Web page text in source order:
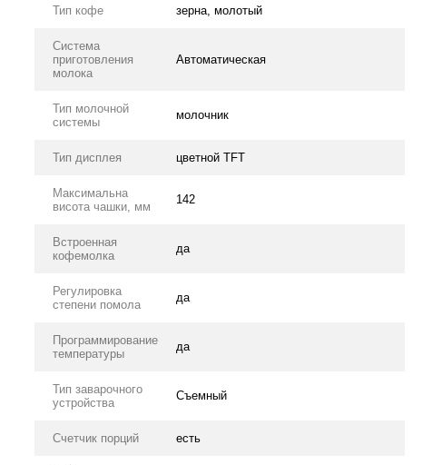
Тип кофе зерна, молотый
Система
приготовления
молока
Автоматическая
Тип молочной
системы
молочник
Тип дисплея цветной TFT
Максимальна
висота чашки, мм
142
Встроенная
кофемолка
да
Регулировка
степени помола
да
Программирование
температуры
да
Тип заварочного
устройства
Съемный
Счетчик порций есть